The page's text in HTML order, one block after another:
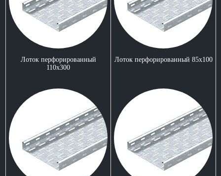
Лоток перфорированный
110x300
Лоток перфорированный 85x100